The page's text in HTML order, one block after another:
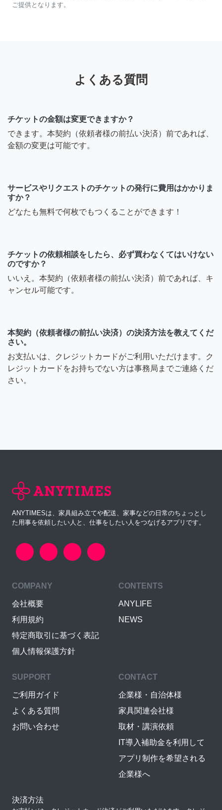
ご提供となります。
よくある質問
チケットの金額は変更できますか？
できます。本契約（依頼者様の前払い決済）前であれば、
金額の変更は可能です。
サービスやリクエストのチケットの発行に費用はかかりま
すか？
どなたも無料で何枚でもつくることができます！
チケットの依頼相談をしたら、必ず買わなくてはいけない
のですか？
いいえ。本契約（依頼者様の前払い決済）前であれば、キ
ャンセル可能です。
本契約（依頼者様の前払い決済）の決済方法を教えてくだ
さい。
お支払いは、クレジットカードがご利用いただけます。ク
レジットカードをお持ちでない方は事務局までご連絡くだ
さい。
ANYTIMESは、家具組み立てや配送、家事などの日常のちょっとし
た用事を依頼したい人と、仕事をしたい人をつなげるアプリです。
COMPANY
会社概要
利用規約
特定商取引に基づく表記
個人情報保護方針
CONTENTS
ANYLIFE
NEWS
SUPPORT
ご利用ガイド
よくある質問
お問い合わせ
CONTACT
企業様・自治体様
家具関連会社様
取材・講演依頼
IT導入補助金を利用して
アプリ制作を希望される
企業様へ
決済方法